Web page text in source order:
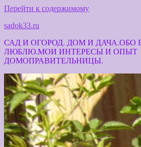
Перейти к содержимому
sadok33.ru
САД И ОГОРОД. ДОМ И ДАЧА.ОБО
ЛЮБЛЮ.МОИ ИНТЕРЕСЫ И ОПЫТ
ДОМОПРАВИТЕЛЬНИЦЫ.